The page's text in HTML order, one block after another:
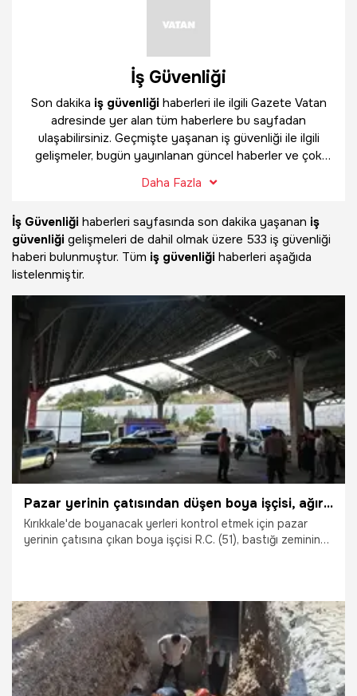
İş Güvenliği
Son dakika iş güvenliği haberleri ile ilgili Gazete Vatan
adresinde yer alan tüm haberlere bu sayfadan
ulaşabilirsiniz. Geçmişte yaşanan iş güvenliği ile ilgili
gelişmeler, bugün yayınlanan güncel haberler ve çok
bulabilirsiniz.
Daha Fazla
İş Güvenliği haberleri sayfasında son dakika yaşanan iş
güvenliği gelişmeleri de dahil olmak üzere 533 iş güvenliği
haberi bulunmuştur. Tüm iş güvenliği haberleri aşağıda
listelenmiştir.
Pazar yerinin çatısından düşen boya işçisi, ağır yaralandı
Kırıkkale'de boyanacak yerleri kontrol etmek için pazar
yerinin çatısına çıkan boya işçisi R.C. (51), bastığı zeminin
30.07.2026 Gündem